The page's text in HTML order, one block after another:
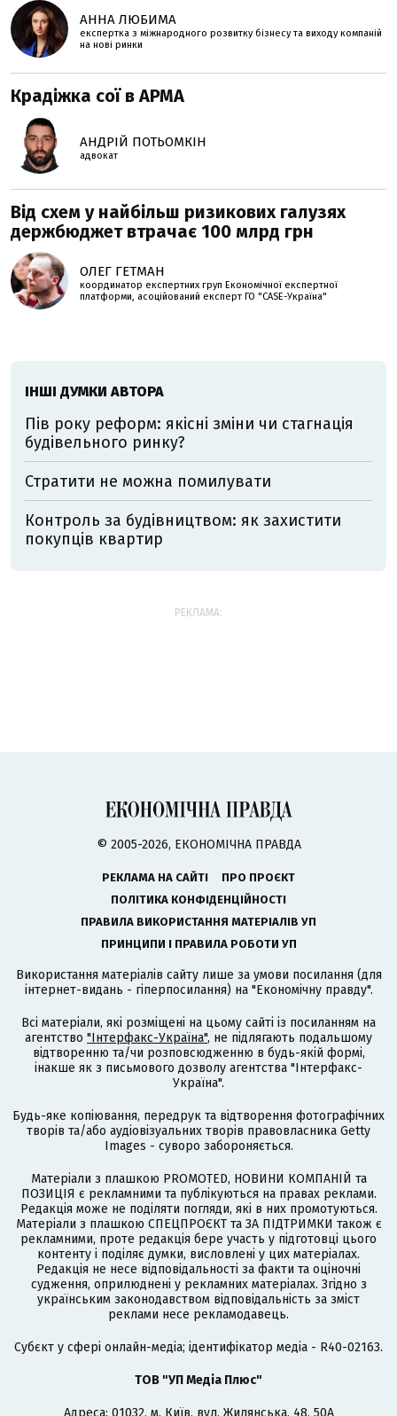
АННА ЛЮБИМА
експертка з міжнародного розвитку бізнесу та виходу компаній
на нові ринки
Крадіжка сої в АРМА
АНДРІЙ ПОТЬОМКІН
адвокат
Від схем у найбільш ризикових галузях
держбюджет втрачає 100 млрд грн
ОЛЕГ ГЕТМАН
координатор експертних груп Економічної експертної
платформи, асоційований експерт ГО "CASE-Україна"
ІНШІ ДУМКИ АВТОРА
Пів року реформ: якісні зміни чи стагнація
будівельного ринку?
Стратити не можна помилувати
Контроль за будівництвом: як захистити
покупців квартир
РЕКЛАМА:
© 2005-2026, ЕКОНОМІЧНА ПРАВДА
РЕКЛАМА НА САЙТІ
ПРО ПРОЄКТ
ПОЛІТИКА КОНФІДЕНЦІЙНОСТІ
ПРАВИЛА ВИКОРИСТАННЯ МАТЕРІАЛІВ УП
ПРИНЦИПИ І ПРАВИЛА РОБОТИ УП
Використання матеріалів сайту лише за умови посилання (для
інтернет-видань - гіперпосилання) на "Економічну правду".
Всі матеріали, які розміщені на цьому сайті із посиланням на
агентство "Інтерфакс-Україна", не підлягають подальшому
відтворенню та/чи розповсюдженню в будь-якій формі,
інакше як з письмового дозволу агентства "Інтерфакс-
Україна".
Будь-яке копіювання, передрук та відтворення фотографічних
творів та/або аудіовізуальних творів правовласника Getty
Images - суворо забороняється.
Матеріали з плашкою PROMOTED, НОВИНИ КОМПАНІЙ та
ПОЗИЦІЯ є рекламними та публікуються на правах реклами.
Редакція може не поділяти погляди, які в них промотуються.
Матеріали з плашкою СПЕЦПРОЄКТ та ЗА ПІДТРИМКИ також є
рекламними, проте редакція бере участь у підготовці цього
контенту і поділяє думки, висловлені у цих матеріалах.
Редакція не несе відповідальності за факти та оціночні
судження, оприлюднені у рекламних матеріалах. Згідно з
українським законодавством відповідальність за зміст
реклами несе рекламодавець.
Cубєкт у сфері онлайн-медіа; ідентифікатор медіа - R40-02163.
ТОВ "УП Медіа Плюс"
Адреса: 01032, м. Київ, вул. Жилянська, 48, 50А